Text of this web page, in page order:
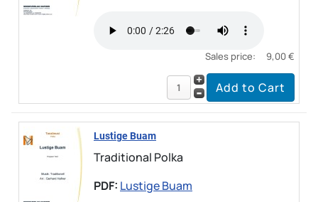
Sales price: 9,00 €
Lustige Buam
Traditional Polka
PDF: Lustige Buam